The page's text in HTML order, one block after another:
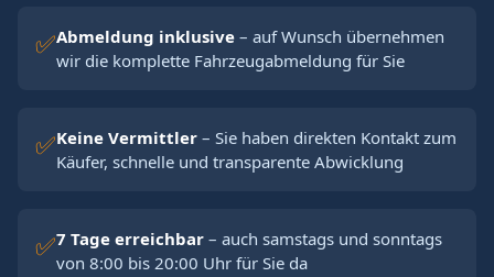
✅Abmeldung inklusive – auf Wunsch übernehmen
wir die komplette Fahrzeugabmeldung für Sie
✅Keine Vermittler – Sie haben direkten Kontakt zum
Käufer, schnelle und transparente Abwicklung
✅7 Tage erreichbar – auch samstags und sonntags
von 8:00 bis 20:00 Uhr für Sie da